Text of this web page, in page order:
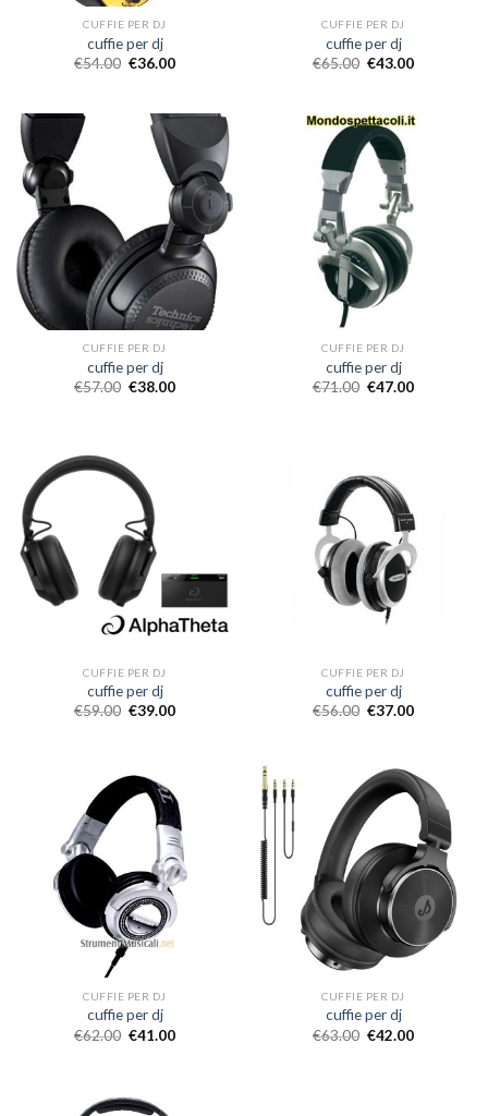
CUFFIE PER DJ
cuffie per dj
€54.00 €36.00
CUFFIE PER DJ
cuffie per dj
€65.00 €43.00
CUFFIE PER DJ
cuffie per dj
€57.00 €38.00
CUFFIE PER DJ
cuffie per dj
€71.00 €47.00
CUFFIE PER DJ
cuffie per dj
€59.00 €39.00
CUFFIE PER DJ
cuffie per dj
€56.00 €37.00
CUFFIE PER DJ
cuffie per dj
€62.00 €41.00
CUFFIE PER DJ
cuffie per dj
€63.00 €42.00